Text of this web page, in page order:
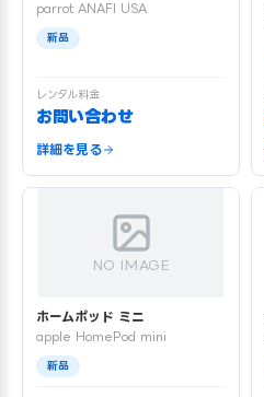
parrot ANAFI USA
新品
レンタル料金
お問い合わせ
詳細を見る
NO IMAGE
ホームポッド ミニ
apple HomePod mini
新品